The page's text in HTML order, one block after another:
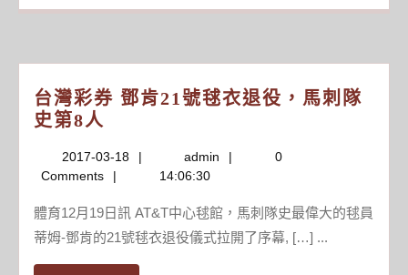
搖
要
靠
氣
中
獎
率
台灣彩券 鄧肯21號毬衣退役，馬刺隊
史第8人
彩
券
鄧
肯
21
2017-03-18
2017-
03-
admin admin
0
Comments
14:06:30
體育12月19日訊 AT&T中心毬館，馬刺隊史最偉大的毬員
蒂姆-鄧肯的21號毬衣退役儀式拉開了序幕, […] ...